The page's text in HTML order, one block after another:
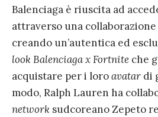
Balenciaga è riuscita ad
attraverso una
creando un’autentica ed
lookBalenciaga x Fortnite che
acquistare per i loroavatar di
modo, Ralph Lauren ha
network sudcoreano Zepeto